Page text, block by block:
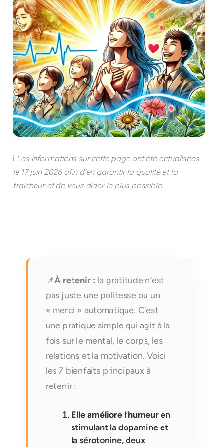
ℹ️ Les informations sur cette page ont été actualisées
le 17 juin 2026afin d’en garantir la qualité et la
fraicheur et de vous aider le plus possible.
📌À retenir : la gratitude n’est
pas juste une politesse ou un
« merci » automatique. C’est
une pratique simple qui agit à la
fois sur le mental, le corps, les
relations et la motivation. Voici
les 7 bienfaits principaux à
retenir :
Elle améliore l’humeuren
stimulant la dopamine et
la sérotonine, deux